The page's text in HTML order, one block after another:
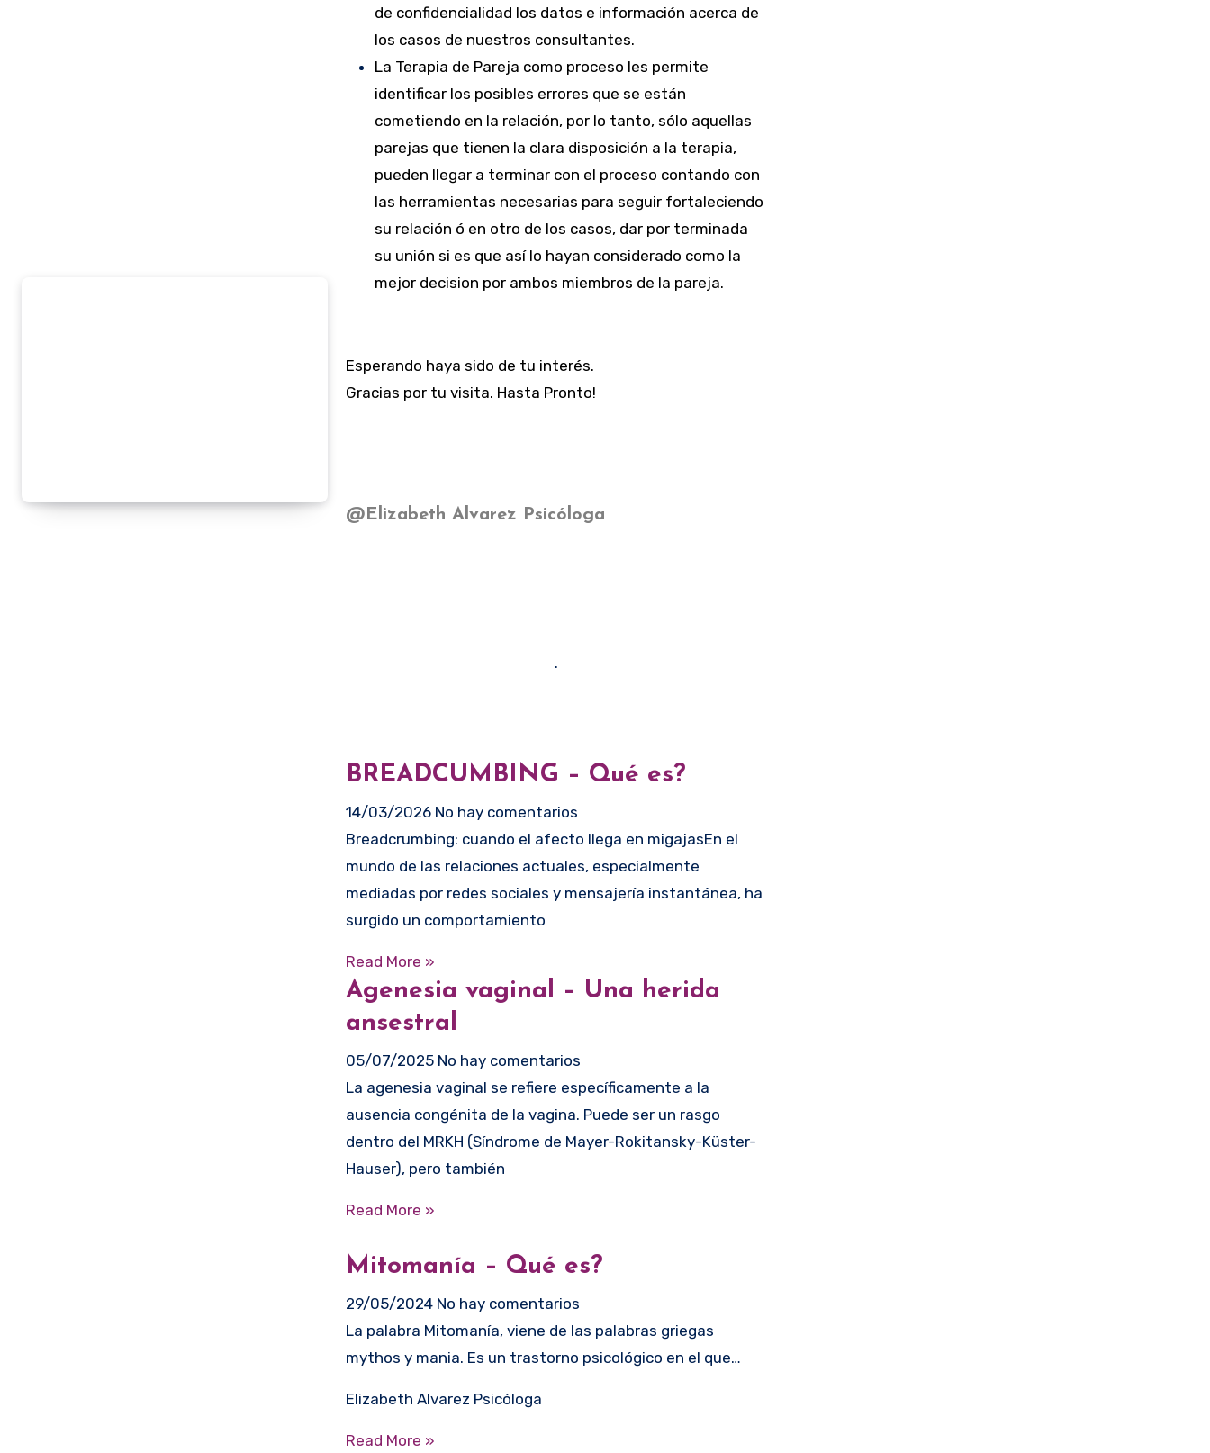
de confidencialidad los datos e información acerca de
los casos de nuestros consultantes.
La Terapia de Pareja como proceso les permite
identificar los posibles errores que se están
cometiendo en la relación, por lo tanto, sólo aquellas
parejas que tienen la clara disposición a la terapia,
pueden llegar a terminar con el proceso contando con
las herramientas necesarias para seguir fortaleciendo
su relación ó en otro de los casos, dar por terminada
su unión si es que así lo hayan considerado como la
mejor decision por ambos miembros de la pareja.
Esperando haya sido de tu interés.
Gracias por tu visita. Hasta Pronto!
@Elizabeth Alvarez Psicóloga
.
BREADCUMBING – Qué es?
14/03/2026 No hay comentarios
Breadcrumbing: cuando el afecto llega en migajasEn el
mundo de las relaciones actuales, especialmente
mediadas por redes sociales y mensajería instantánea, ha
surgido un comportamiento
Read More »
Agenesia vaginal – Una herida
ansestral
05/07/2025 No hay comentarios
La agenesia vaginal se refiere específicamente a la
ausencia congénita de la vagina. Puede ser un rasgo
dentro del MRKH (Síndrome de Mayer-Rokitansky-Küster-
Hauser), pero también
Read More »
Mitomanía – Qué es?
29/05/2024 No hay comentarios
La palabra Mitomanía, viene de las palabras griegas
mythos y mania. Es un trastorno psicológico en el que…
Elizabeth Alvarez Psicóloga
Read More »